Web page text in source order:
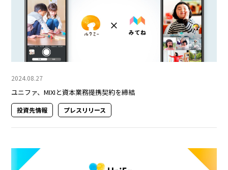
2024.08.27
ユニファ、MIXIと資本業務提携契約を締結
投資先情報 プレスリリース